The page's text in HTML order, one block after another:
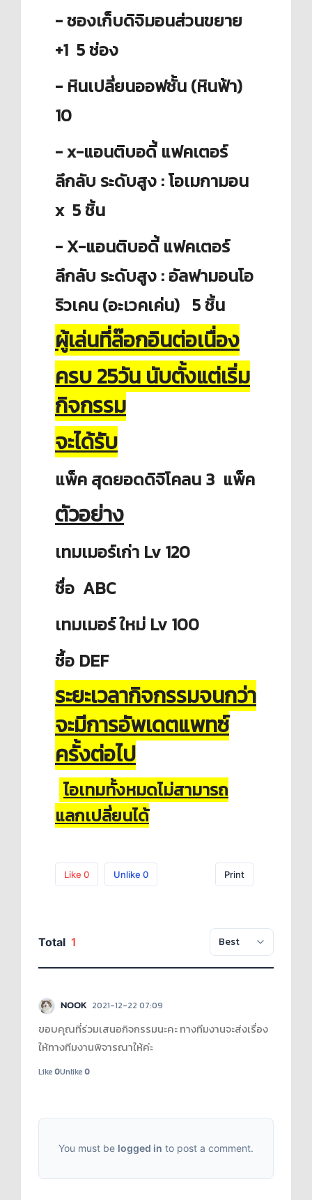
- ชองเก็บดิจิมอนส่วนขยาย
+1 5 ช่อง
- หินเปลี่ยนออฟชั้น (หินฟ้า)
10
-x-แอนติบอดี้ แฟคเตอร์
ลึกลับ ระดับสูง : โอเมกามอน
x 5 ชิ้น
-X-แอนติบอดี้ แฟคเตอร์
ลึกลับ ระดับสูง : อัลฟามอนโอ
ริวเคน (อะเวคเค่น) 5 ชิ้น
ผู้เล่นที่ล๊อกอินต่อเนื่อง
ครบ 25วัน นับตั้งแต่เริ่ม
กิจกรรม
จะได้รับ
แพ็ค สุดยอดดิจิโคลน 3 แพ็ค
ตัวอย่าง
เทมเมอร์เก่า Lv 120
ชื่อ ABC
เทมเมอร์ ใหม่ Lv 100
ชื้อ DEF
ระยะเวลากิจกรรมจนกว่า
จะมีการอัพเดตแพทซ์
ครั้งต่อไป
ไอเทมทั้งหมดไม่สามารถ
แลกเปลี่ยนได้
Like 0 Unlike 0 Print
Total 1
NOOK 2021-12-22 07:09
ขอบคุณที่ร่วมเสนอกิจกรรมนะคะ ทางทีมงานจะส่งเรื่อง
ให้ทางทีมงานพิจารณาให้ค่ะ
Like0Unlike0
You must be logged in to post a comment.